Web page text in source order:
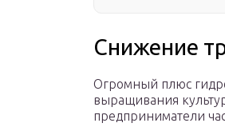
Снижение
Огромный плюс
выращивания
предприниматели